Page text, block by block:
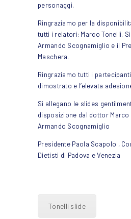
personaggi.
Ringraziamo per la
tutti i relatori: Marco Tonelli,
Armando Scognamiglio e il
Maschera.
Ringraziamo tutti i
dimostrato e l’elevata
Si allegano le slides
disposizione dal dottor
Armando Scognamiglio
Presidente Paola Scapolo ,
Dietisti di Padova e Venezia
Tonelli slide